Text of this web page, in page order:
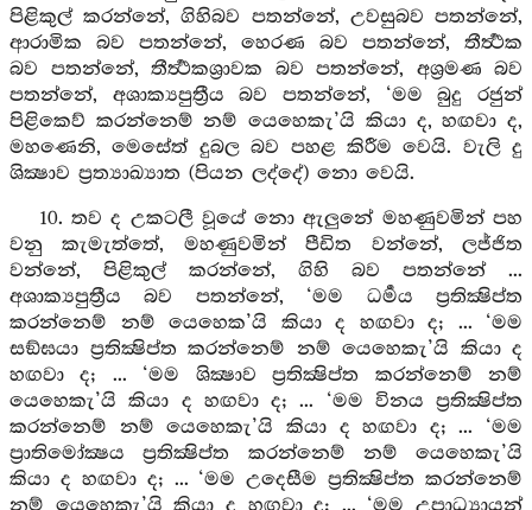
පිළිකුල් කරන්නේ, ගිහිබව පතන්නේ, උවසුබව පතන්නේ,
ආරාමික බව පතන්නේ, හෙරණ බව පතන්නේ, තීර්‍ත්‍ථක
බව පතන්නේ, තීර්‍ත්‍ථකශ්‍රාවක බව පතන්නේ, අශ්‍රමණ බව
පතන්නේ, අශාක්‍යපුත්‍රීය බව පතන්නේ, ‘මම බුදු රජුන්
පිළිකෙව් කරන්නෙම් නම් යෙහෙකැ’යි කියා ද, හඟවා ද,
මහණෙනි, මෙසේත් දුබල බව පහළ කිරීම වෙයි. වැලි දු
ශික්‍ෂාව ප්‍රත්‍යාඛ්‍යාත (පියන ලද්දේ) නො වෙයි.
10. තව ද උකටලී වූයේ නො ඇලුනේ මහණුවමින් පහ
වනු කැමැත්තේ, මහණුවමින් පීඩිත වන්නේ, ලජ්ජිත
වන්නේ, පිළිකුල් කරන්නේ, ගිහි බව පතන්නේ ...
අශාක්‍යපුත්‍රීය බව පතන්නේ, ‘මම ධර්‍මය ප්‍රතික්‍ෂිප්ත
කරන්නෙම් නම් යෙහෙක’යි කියා ද හඟවා ද; ... ‘මම
සඞ්ඝයා ප්‍රතික්‍ෂිප්ත කරන්නෙම් නම් යෙහෙකැ’යි කියා ද
හඟවා ද; ... ‘මම ශික්‍ෂාව ප්‍රතික්‍ෂිප්ත කරන්නෙම් නම්
යෙහෙකැ’යි කියා ද හඟවා ද; ... ‘මම විනය ප්‍රතික්‍ෂිප්ත
කරන්නෙම් නම් යෙහෙකැ’යි කියා ද හඟවා ද; ... ‘මම
ප්‍රාතිමෝක්‍ෂය ප්‍රතික්‍ෂිප්ත කරන්නෙම් නම් යෙහෙකැ’යි
කියා ද හඟවා ද; ... ‘මම උදෙසීම ප්‍රතික්‍ෂිප්ත කරන්නෙම්